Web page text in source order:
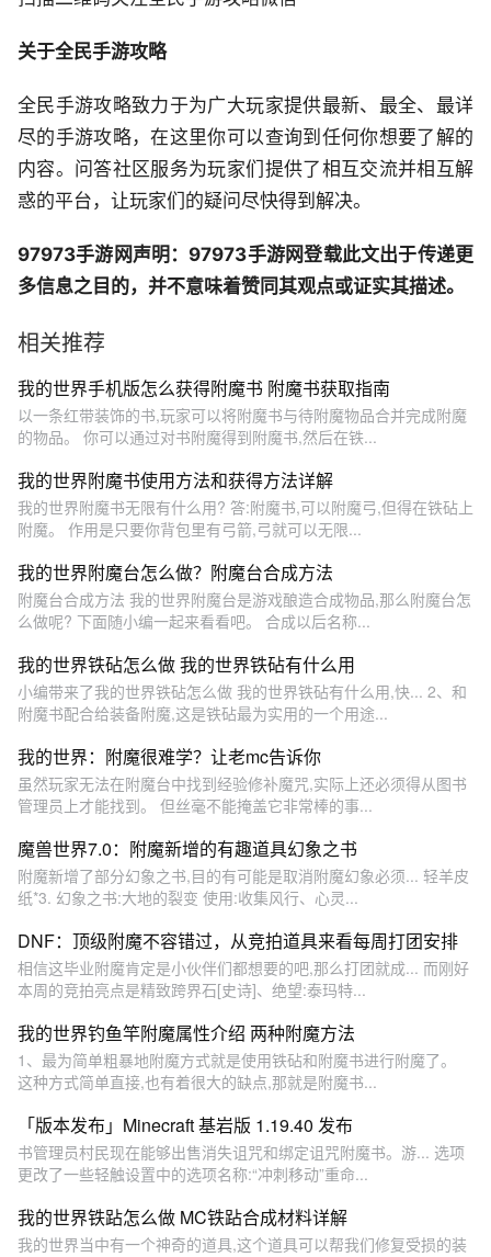
关于全民手游攻略
全民手游攻略致力于为广大玩家提供最新、最全、最详
尽的手游攻略，在这里你可以查询到任何你想要了解的
内容。问答社区服务为玩家们提供了相互交流并相互解
惑的平台，让玩家们的疑问尽快得到解决。
97973手游网声明：97973手游网登载此文出于传递更
多信息之目的，并不意味着赞同其观点或证实其描述。
相关推荐
我的世界手机版怎么获得附魔书 附魔书获取指南
以一条红带装饰的书,玩家可以将附魔书与待附魔物品合并完成附魔
的物品。 你可以通过对书附魔得到附魔书,然后在铁...
我的世界附魔书使用方法和获得方法详解
我的世界附魔书无限有什么用? 答:附魔书,可以附魔弓,但得在铁砧上
附魔。 作用是只要你背包里有弓箭,弓就可以无限...
我的世界附魔台怎么做？附魔台合成方法
附魔台合成方法 我的世界附魔台是游戏酿造合成物品,那么附魔台怎
么做呢? 下面随小编一起来看看吧。 合成以后名称...
我的世界铁砧怎么做 我的世界铁砧有什么用
小编带来了我的世界铁砧怎么做 我的世界铁砧有什么用,快... 2、和
附魔书配合给装备附魔,这是铁砧最为实用的一个用途...
我的世界：附魔很难学？让老mc告诉你
虽然玩家无法在附魔台中找到经验修补魔咒,实际上还必须得从图书
管理员上才能找到。 但丝毫不能掩盖它非常棒的事...
魔兽世界7.0：附魔新增的有趣道具幻象之书
附魔新增了部分幻象之书,目的有可能是取消附魔幻象必须... 轻羊皮
纸*3. 幻象之书:大地的裂变 使用:收集风行、心灵...
DNF：顶级附魔不容错过，从竞拍道具来看每周打团安排
相信这毕业附魔肯定是小伙伴们都想要的吧,那么打团就成... 而刚好
本周的竞拍亮点是精致跨界石[史诗]、绝望:泰玛特...
我的世界钓鱼竿附魔属性介绍 两种附魔方法
1、最为简单粗暴地附魔方式就是使用铁砧和附魔书进行附魔了。
这种方式简单直接,也有着很大的缺点,那就是附魔书...
「版本发布」Minecraft 基岩版 1.19.40 发布
书管理员村民现在能够出售消失诅咒和绑定诅咒附魔书。游... 选项
更改了一些轻触设置中的选项名称:“冲刺移动”重命...
我的世界铁跕怎么做 MC铁跕合成材料详解
我的世界当中有一个神奇的道具,这个道具可以帮我们修复受损的装